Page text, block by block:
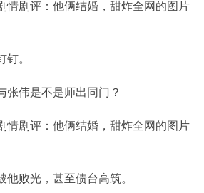
。
张伟是不是师出同门？
败光，甚至债台高筑。